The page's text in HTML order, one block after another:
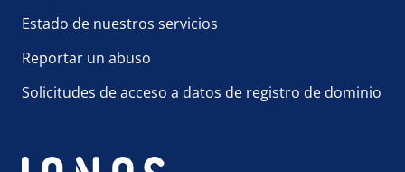
Estado de nuestros servicios
Reportar un abuso
Solicitudes de acceso a datos de registro de dominio